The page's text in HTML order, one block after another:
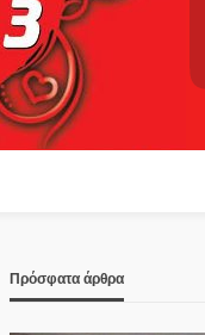
Πρόσφατα άρθρα